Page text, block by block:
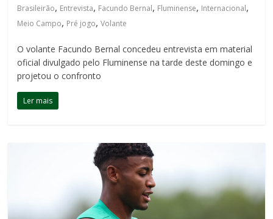
Brasileirão, Entrevista, Facundo Bernal, Fluminense, Internacional,
Meio Campo, Pré jogo,Volante
O volante Facundo Bernal concedeu entrevista em material
oficial divulgado pelo Fluminense na tarde deste domingo e
projetou o confronto
Ler mais